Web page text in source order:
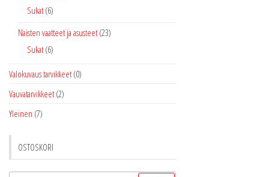
Sukat (6)
Naisten vaatteet ja asusteet (23)
Sukat (6)
Valokuvaus tarvikkeet (0)
Vauvatarvikkeet (2)
Yleinen (7)
OSTOSKORI